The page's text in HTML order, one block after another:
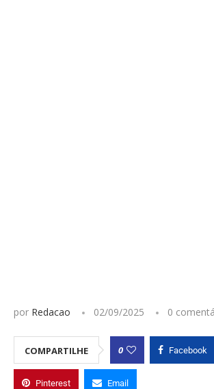
por Redacao 02/09/2025 0
COMPARTILHE 0 Facebook
Pinterest Email